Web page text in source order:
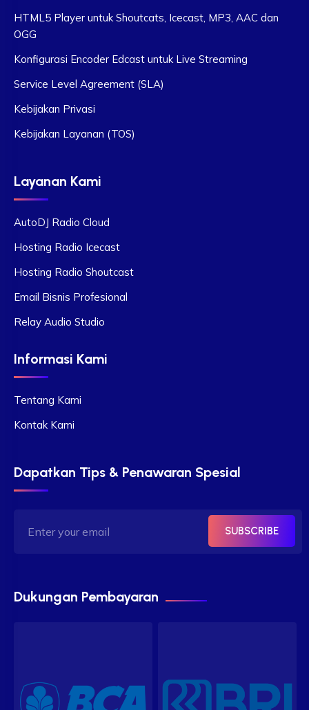
HTML5 Player untuk Shoutcats, Icecast, MP3, AAC dan
OGG
Konfigurasi Encoder Edcast untuk Live Streaming
Service Level Agreement (SLA)
Kebijakan Privasi
Kebijakan Layanan (TOS)
Layanan Kami
AutoDJ Radio Cloud
Hosting Radio Icecast
Hosting Radio Shoutcast
Email Bisnis Profesional
Relay Audio Studio
Informasi Kami
Tentang Kami
Kontak Kami
Dapatkan Tips & Penawaran Spesial
SUBSCRIBE
Dukungan Pembayaran